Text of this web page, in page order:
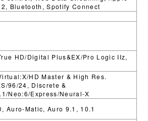
Bluetooth, Spotify Connect
HD/Digital Plus&EX/Pro Logic IIz,
HD Master & High Res.
96/24, Discrete &
Neo:6/Express/Neural-X
Auro-Matic, Auro 9.1, 10.1